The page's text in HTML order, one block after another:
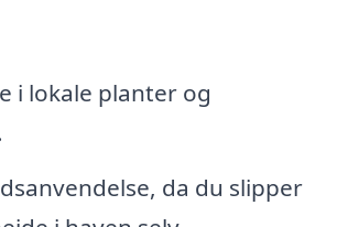
i lokale planter og
da du slipper